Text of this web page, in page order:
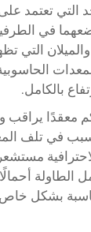
التي تعتمد
في
التي
بالكامل.
معقدًا
يتسبب في تلف
الطاولة
بشكل خاص